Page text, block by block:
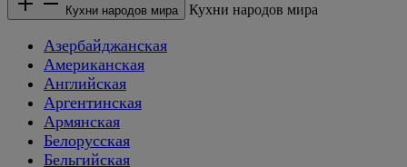
Кухни народов мира Кухни народов мира
Азербайджанская
Американская
Английская
Аргентинская
Армянская
Белорусская
Бельгийская